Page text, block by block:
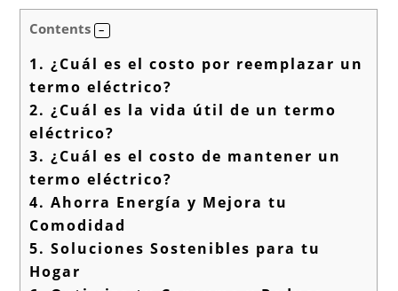
Contents
1. ¿Cuál es el costo por reemplazar un
termo eléctrico?
2. ¿Cuál es la vida útil de un termo
eléctrico?
3. ¿Cuál es el costo de mantener un
termo eléctrico?
4. Ahorra Energía y Mejora tu
Comodidad
5. Soluciones Sostenibles para tu
Hogar